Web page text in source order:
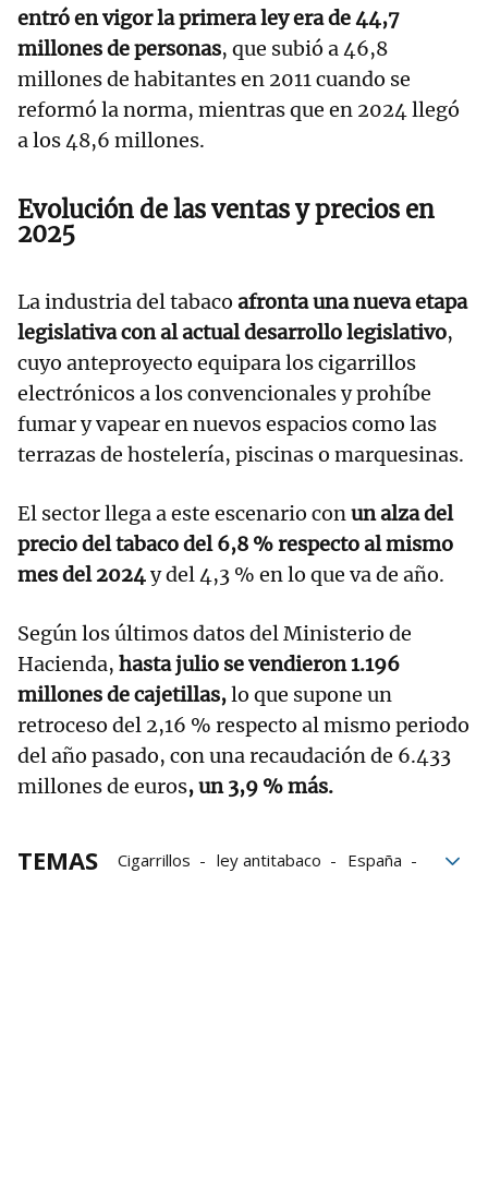
entró en vigor la primera ley era de 44,7
millones de personas, que subió a 46,8
millones de habitantes en 2011 cuando se
reformó la norma, mientras que en 2024 llegó
a los 48,6 millones.
Evolución de las ventas y precios en
2025
La industria del tabaco afronta una nueva etapa
legislativa con al actual desarrollo legislativo,
cuyo anteproyecto equipara los cigarrillos
electrónicos a los convencionales y prohíbe
fumar y vapear en nuevos espacios como las
terrazas de hostelería, piscinas o marquesinas.
El sector llega a este escenario conun alza del
precio del tabaco del 6,8 % respecto al mismo
mes del 2024y del 4,3 % en lo que va de año.
Según los últimos datos del Ministerio de
Hacienda, hasta julio se vendieron 1.196
millones de cajetillas,lo que supone un
retroceso del 2,16 % respecto al mismo periodo
del año pasado, con una recaudación de 6.433
millones de euros, un 3,9 % más.
TEMAS Cigarrillos ley antitabaco
España